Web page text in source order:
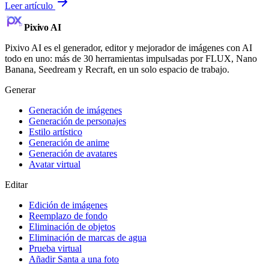
Leer artículo
Pixivo AI
Pixivo AI es el generador, editor y mejorador de imágenes con AI
todo en uno: más de 30 herramientas impulsadas por FLUX, Nano
Banana, Seedream y Recraft, en un solo espacio de trabajo.
Generar
Generación de imágenes
Generación de personajes
Estilo artístico
Generación de anime
Generación de avatares
Avatar virtual
Editar
Edición de imágenes
Reemplazo de fondo
Eliminación de objetos
Eliminación de marcas de agua
Prueba virtual
Añadir Santa a una foto